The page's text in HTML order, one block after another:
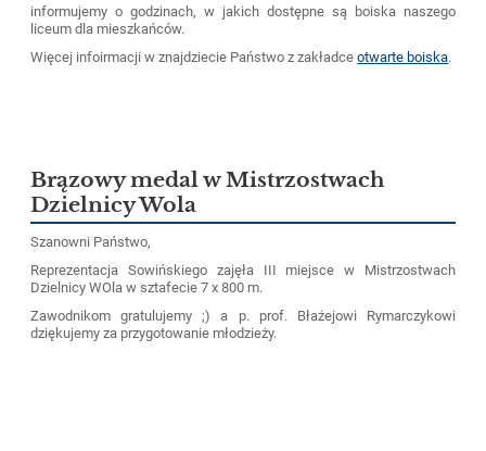
informujemy o godzinach, w jakich dostępne są boiska naszego
liceum dla mieszkańców.
Więcej infoirmacji w znajdziecie Państwo z zakładceotwarte boiska.
Brązowy medal w Mistrzostwach
Dzielnicy Wola
Szanowni Państwo,
Reprezentacja Sowińskiego zajęła III miejsce w Mistrzostwach
Dzielnicy WOla w sztafecie 7 x 800 m.
Zawodnikom gratulujemy ;) a p. prof. Błażejowi Rymarczykowi
dziękujemy za przygotowanie młodzieży.